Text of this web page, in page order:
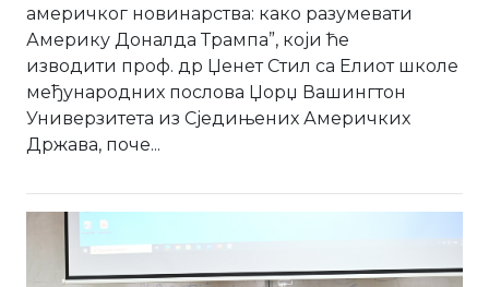
америчког новинарства: како разумевати
Америку Доналда Трампа”, који ће
изводити проф. др Џенет Стил са Елиот школе
међународних послова Џорџ Вашингтон
Универзитета из Сједињених Америчких
Држава, поче...